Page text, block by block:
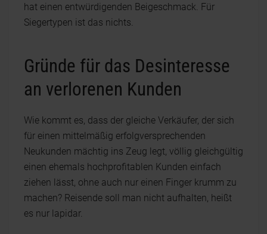
hat einen entwürdigenden Beigeschmack. Für
Siegertypen ist das nichts.
Gründe für das Desinteresse
an verlorenen Kunden
Wie kommt es, dass der gleiche Verkäufer, der sich
für einen mittelmäßig erfolgversprechenden
Neukunden mächtig ins Zeug legt, völlig gleichgültig
einen ehemals hochprofitablen Kunden einfach
ziehen lässt, ohne auch nur einen Finger krumm zu
machen? Reisende soll man nicht aufhalten, heißt
es nur lapidar.